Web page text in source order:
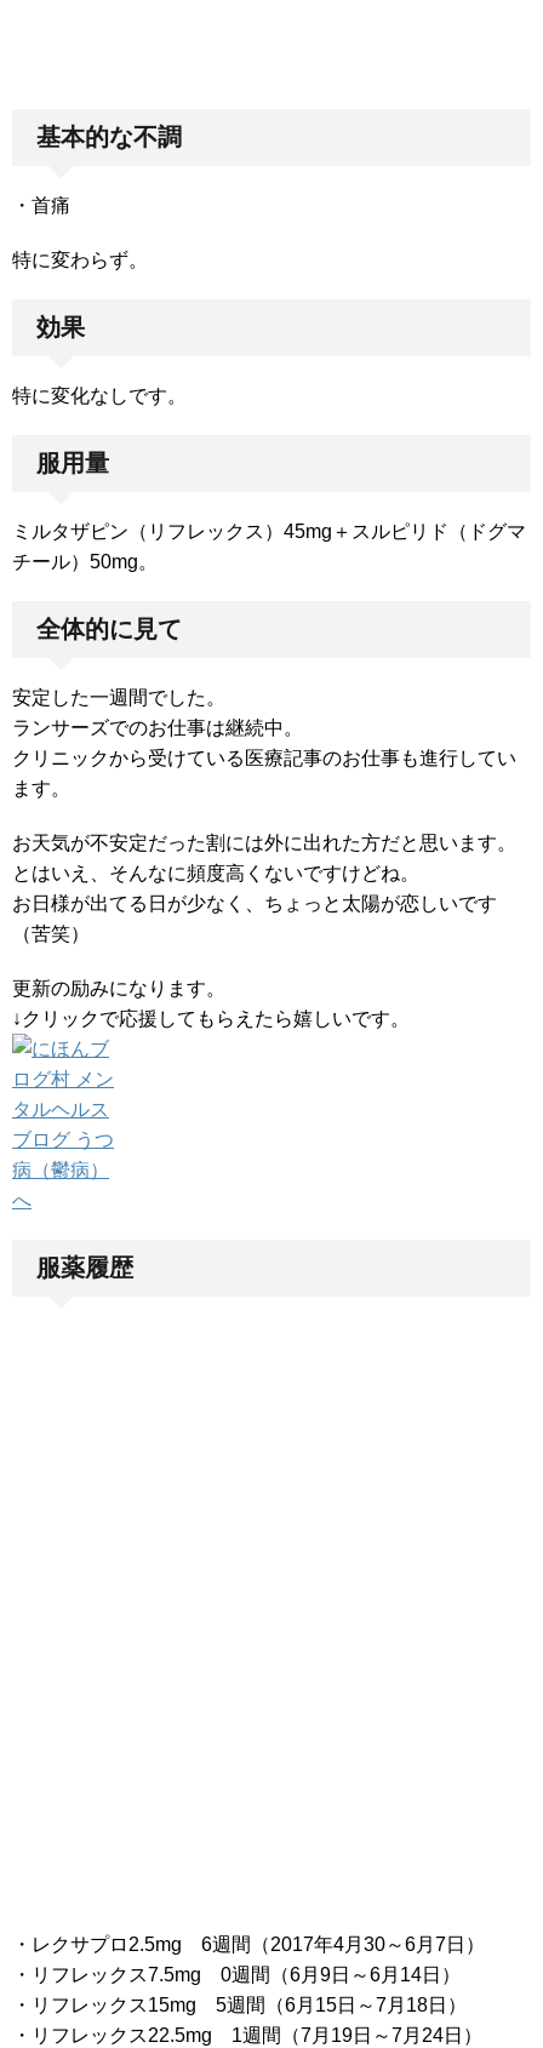
基本的な不調
・首痛
特に変わらず。
効果
特に変化なしです。
服用量
ミルタザピン（リフレックス）45mg＋スルピリド（ドグマ
チール）50mg。
全体的に見て
安定した一週間でした。
ランサーズでのお仕事は継続中。
クリニックから受けている医療記事のお仕事も進行してい
ます。
お天気が不安定だった割には外に出れた方だと思います。
とはいえ、そんなに頻度高くないですけどね。
お日様が出てる日が少なく、ちょっと太陽が恋しいです
（苦笑）
更新の励みになります。
↓クリックで応援してもらえたら嬉しいです。
服薬履歴
・レクサプロ2.5mg 6週間（2017年4月30～6月7日）
・リフレックス7.5mg 0週間（6月9日～6月14日）
・リフレックス15mg 5週間（6月15日～7月18日）
・リフレックス22.5mg 1週間（7月19日～7月24日）